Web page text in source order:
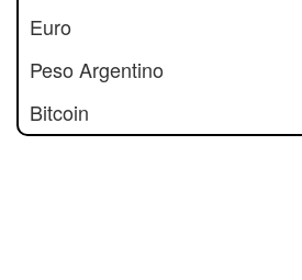
Euro
Peso Argentino
Bitcoin